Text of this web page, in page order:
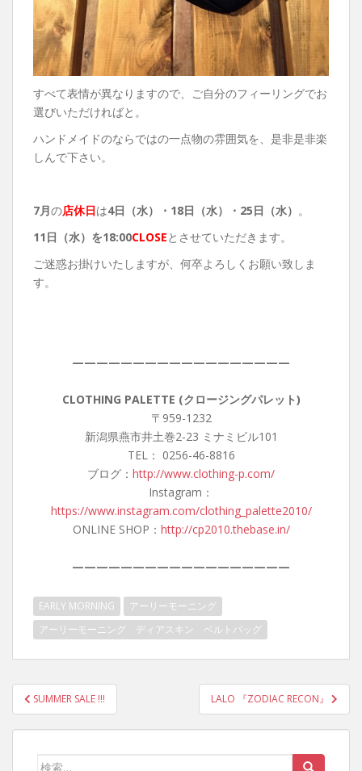
すべて表情が異なりますので、ご自分のフィーリングでお
選びいただければと。
ハンドメイドのならではの一点物の雰囲気を、是非是非楽
しんで下さい。
7月の店休日は4日（水）・18日（水）・25日（水） 。
11 日（水）を18:00CLOSEとさせていただきます。
ご迷惑お掛けいたしますが、何卒よろしくお願い致しま
す。
——————————————————
CLOTHING PALETTE (クロージングパレット)
〒959-1232
新潟県燕市井土巻2-23 ミナミビル101
TEL： 0256-46-8816
ブログ： http://www.clothing-p.com/
Instagram：
https://www.instagram.com/clothing_palette2010/
ONLINE SHOP： http://cp2010.thebase.in/
——————————————————
EARLY MORNING
アーリーモーニング
アーリーモーニング ディアスキン ベルトバッグ
投
稿
ナ
SUMMER SALE !!! LALO 『ZODIAC RECON』
検